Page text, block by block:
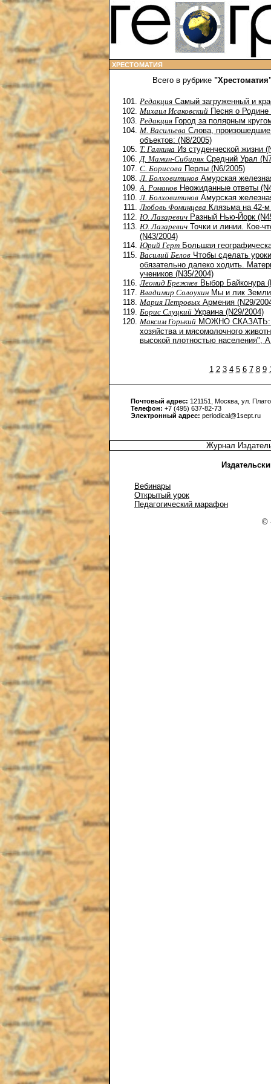
ХРЕСТОМАТИЯ
Всего в рубрике
Редакция Самый загруженный и
Михаил Исаковский Песня о Родине
Редакция Город за полярным
М. Васильева Cлова, произошедшие
объектов: (N8/2005)
Т. Галкина Из студенческой жизни
Д. Мамин-Сибиряк Средний Урал
С. Борисова Перлы (N6/2005)
Л. Болховитинов Амурская
А. Романов Неожиданные ответы
Л. Болховитинов Амурская
Любовь Фоминцева Клязьма на 42-
Ю. Лазаревич Разный Нью-Йорк
Ю. Лазаревич Точки и линии. Кое-
(N43/2004)
Юрий Герт Большая
Василий Белов Чтобы сделать
обязательно далеко ходить.
учеников (N35/2004)
Леонид Брежнев Выбор Байконура
Владимир Солоухин Мы и лик Земли
Мария Петровых Армения (N29/
Борис Слуцкий Украина (N29/2004)
Максим Горький МОЖНО СКАЗАТЬ:
хозяйства и мясомолочного
высокой плотностью
1 2 3 4 5 6 7 8 9
Почтовый адрес: 121151, Москва, ул.
Телефон: +7 (495) 637-82-73
Электронный адрес: periodical@1sept.ru
Журнал
Вебинары
Открытый урок
Педагогический марафон
©